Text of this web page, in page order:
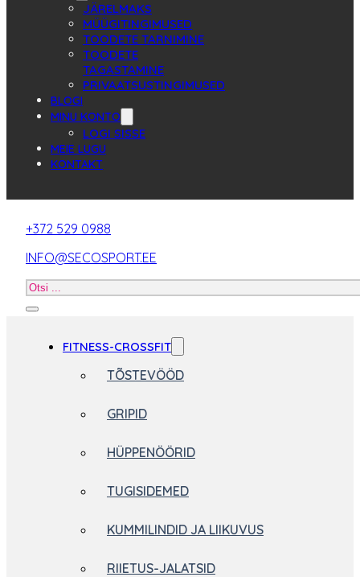
JÄRELMAKS
MÜÜGITINGIMUSED
TOODETE TARNIMINE
TOODETE
TAGASTAMINE
PRIVAATSUSTINGIMUSED
BLOGI
MINU KONTO
LOGI SISSE
MEIE LUGU
KONTAKT
+372 529 0988
INFO@SECOSPORT.EE
Otsi
FITNESS-CROSSFIT
TÕSTEVÖÖD
GRIPID
HÜPPENÖÖRID
TUGISIDEMED
KUMMILINDID JA LIIKUVUS
RIIETUS-JALATSID